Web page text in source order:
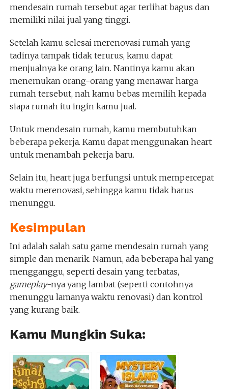
mendesain rumah tersebut agar terlihat bagus dan
memiliki nilai jual yang tinggi.
Setelah kamu selesai merenovasi rumah yang
tadinya tampak tidak terurus, kamu dapat
menjualnya ke orang lain. Nantinya kamu akan
menemukan orang-orang yang menawar harga
rumah tersebut, nah kamu bebas memilih kepada
siapa rumah itu ingin kamu jual.
Untuk mendesain rumah, kamu membutuhkan
beberapa pekerja. Kamu dapat menggunakan heart
untuk menambah pekerja baru.
Selain itu, heart juga berfungsi untuk mempercepat
waktu merenovasi, sehingga kamu tidak harus
menunggu.
Kesimpulan
Ini adalah salah satu game mendesain rumah yang
simple dan menarik. Namun, ada beberapa hal yang
mengganggu, seperti desain yang terbatas,
gameplay-nya yang lambat (seperti contohnya
menunggu lamanya waktu renovasi) dan kontrol
yang kurang baik.
Kamu Mungkin Suka: